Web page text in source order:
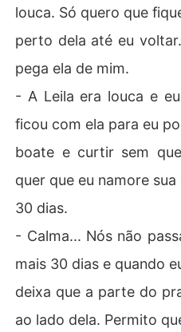
louca. Só quero que
perto dela até eu
pega ela de mim.
- A Leila era louca e
ficou com ela para eu
boate e curtir sem
quer que eu namore
30 dias.
- Calma... Nós não
mais 30 dias e quando
deixa que a parte do
ao lado dela. Permito